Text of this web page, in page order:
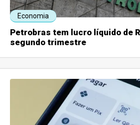
Economia
Petrobras tem lucro líquido de
segundo trimestre